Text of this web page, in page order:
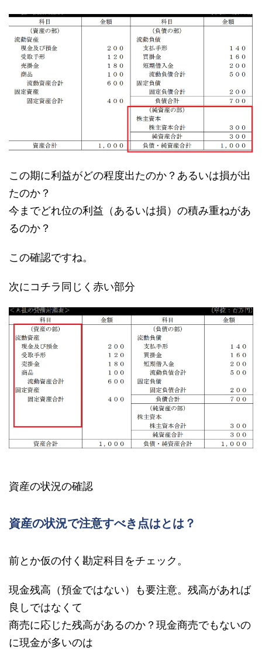
この期に利益がどの程度出たのか？あるいは損が出
たのか？
今までどれ位の利益（あるいは損）の積み重ねがあ
るのか？
この確認ですね。
次にコチラ同じく赤い部分
資産の状況の確認
資産の状況で注意すべき点はとは？
前とか仮の付く勘定科目をチェック。
現金残高（預金ではない）も要注意。残高があれば
良しではなくて
商売に応じた残高があるのか？現金商売でもないの
に現金が多いのは